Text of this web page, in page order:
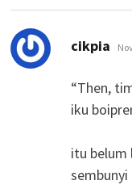
cikpia
“Then,
iku
itu belum